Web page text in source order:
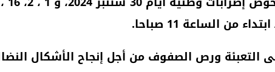
الساعة 11 صباحا.
ورص الصفوف من أجل إنجاح الأشكال